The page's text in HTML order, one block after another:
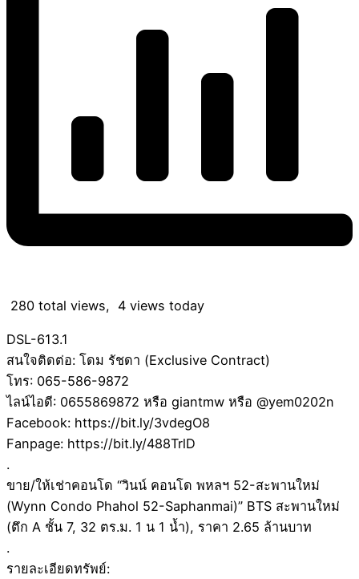
280 total views, 4 views today
DSL-613.1
สนใจติดต่อ: โดม รัชดา (Exclusive Contract)
โทร: 065-586-9872
ไลน์ไอดี: 0655869872 หรือ giantmw หรือ @yem0202n
Facebook: https://bit.ly/3vdegO8
Fanpage: https://bit.ly/488TrlD
.
ขาย/ให้เช่าคอนโด “วินน์ คอนโด พหลฯ 52-สะพานใหม่
(Wynn Condo Phahol 52-Saphanmai)” BTS สะพานใหม่
(ตึก A ชั้น 7, 32 ตร.ม. 1 น 1 น้ำ), ราคา 2.65 ล้านบาท
.
รายละเอียดทรัพย์: